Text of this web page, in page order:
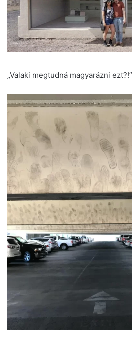
„Valaki megtudná magyarázni ezt?!”